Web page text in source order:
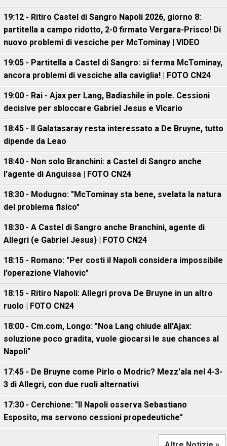
19:12 - Ritiro Castel di Sangro Napoli 2026, giorno 8:
partitella a campo ridotto, 2-0 firmato Vergara-Prisco! Di
nuovo problemi di vesciche per McTominay | VIDEO
19:05 - Partitella a Castel di Sangro: si ferma McTominay,
ancora problemi di vesciche alla caviglia! | FOTO CN24
19:00 - Rai - Ajax per Lang, Badiashile in pole. Cessioni
decisive per sbloccare Gabriel Jesus e Vicario
18:45 - Il Galatasaray resta interessato a De Bruyne, tutto
dipende da Leao
18:40 - Non solo Branchini: a Castel di Sangro anche
l'agente di Anguissa | FOTO CN24
18:30 - Modugno: "McTominay sta bene, svelata la natura
del problema fisico"
18:30 - A Castel di Sangro anche Branchini, agente di
Allegri (e Gabriel Jesus) | FOTO CN24
18:15 - Romano: "Per costi il Napoli considera impossibile
l'operazione Vlahovic"
18:15 - Ritiro Napoli: Allegri prova De Bruyne in un altro
ruolo | FOTO CN24
18:00 - Cm.com, Longo: "Noa Lang chiude all'Ajax:
soluzione poco gradita, vuole giocarsi le sue chances al
Napoli"
17:45 - De Bruyne come Pirlo o Modric? Mezz'ala nel 4-3-
3 di Allegri, con due ruoli alternativi
17:30 - Cerchione: "Il Napoli osserva Sebastiano
Esposito, ma servono cessioni propedeutiche"